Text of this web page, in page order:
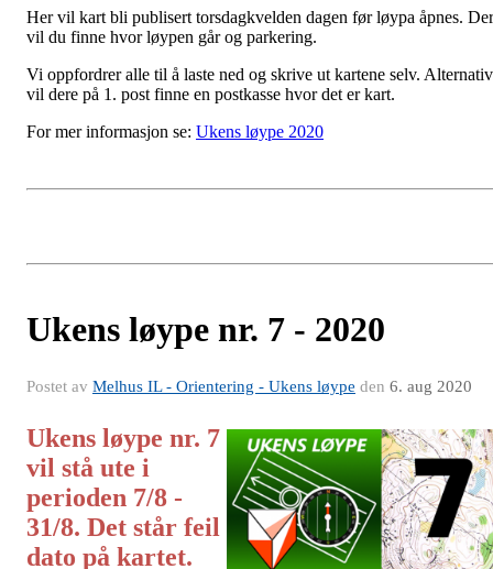
Her vil kart bli publisert torsdagkvelden dagen før løypa åpnes. Der
vil du finne hvor løypen går og parkering.
Vi oppfordrer alle til å laste ned og skrive ut kartene selv.
vil dere på 1. post finne en postkasse hvor det er kart.
For mer informasjon se: Ukens løype 2020
Ukens løype nr. 7 - 2020
Postet av Melhus IL - Orientering - Ukens løype den 6. aug 2020
Ukens løype nr. 7
vil stå ute i
perioden 7/8 -
31/8. Det står feil
dato på kartet.